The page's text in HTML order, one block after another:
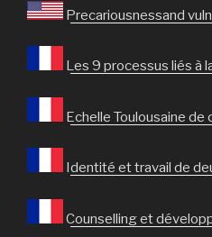
Precariousnessand
Les 9 processus liés à
Echelle Toulousaine de
Identité et travail de
Counselling et